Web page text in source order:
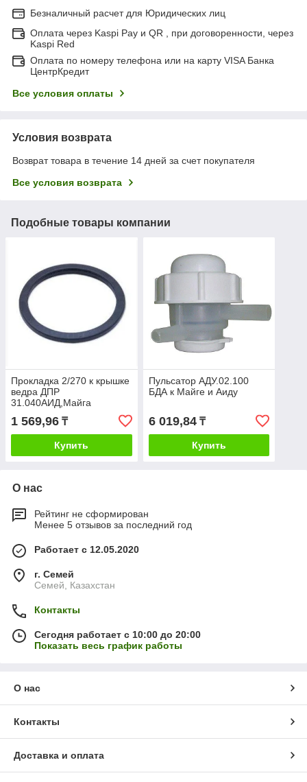
Безналичный расчет для Юридических лиц
Оплата через Kaspi Pay и QR , при договоренности, через
Kaspi Red
Оплата по номеру телефона или на карту VISA Банка
ЦентрКредит
Все условия оплаты
Условия возврата
Возврат товара в течение 14 дней за счет покупателя
Все условия возврата
Подобные товары компании
Прокладка 2/270 к крышке
ведра ДПР
31.040АИД,Майга
1 569,96 ₸
Купить
Пульсатор АДУ.02.100
БДА к Майге и Аиду
6 019,84₸
Купить
О нас
Рейтинг не сформирован
Менее 5 отзывов за последний год
Работает с 12.05.2020
г. Семей
Семей, Казахстан
Контакты
Сегодня работает с 10:00 до 20:00
Показать весь график работы
О нас
Контакты
Доставка и оплата